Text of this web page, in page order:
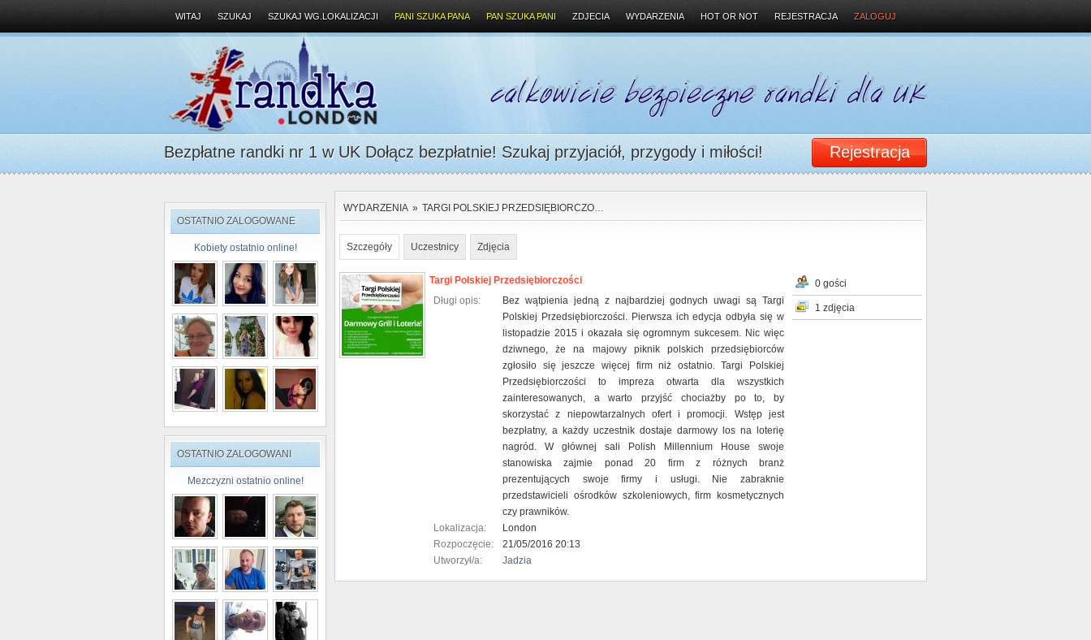
WITAJ SZUKAJ SZUKAJ WG.LOKALIZACJI PANI SZUKA PANA PAN SZUKA PANI ZDJECIA WYDARZENIA HOT OR NOT REJESTRACJA ZALOGUJ
Bezpłatne randki nr 1 w UK Dołącz bezpłatnie! Szukaj przyjaciół, przygody i miłości! Rejestracja
OSTATNIO ZALOGOWANE
Kobiety ostatnio online!
OSTATNIO ZALOGOWANI
Mezczyzni ostatnio online!
WYDARZENIA » TARGI POLSKIEJ PRZEDSIĘBIORCZO…
Szczegóły Uczestnicy Zdjęcia
Targi Polskiej Przedsiębiorczości
Długi opis:
Bez wątpienia jedną z najbardziej godnych uwagi są Targi
Polskiej Przedsiębiorczości. Pierwsza ich edycja odbyła się w
listopadzie 2015 i okazała się ogromnym sukcesem. Nic więc
dziwnego, że na majowy piknik polskich przedsiębiorców
zgłosiło się jeszcze więcej firm niż ostatnio. Targi Polskiej
Przedsiębiorczości to impreza otwarta dla wszystkich
zainteresowanych, a warto przyjść chociażby po to, by
skorzystać z niepowtarzalnych ofert i promocji. Wstęp jest
bezpłatny, a każdy uczestnik dostaje darmowy los na loterię
nagród. W głównej sali Polish Millennium House swoje
stanowiska zajmie ponad 20 firm z różnych branż
prezentujących swoje firmy i usługi. Nie zabraknie
przedstawicieli ośrodków szkoleniowych, firm kosmetycznych
czy prawników.
Lokalizacja:
London
Rozpoczęcie:
21/05/2016 20:13
Utworzył/a:
Jadzia
0 gości
1 zdjęcia